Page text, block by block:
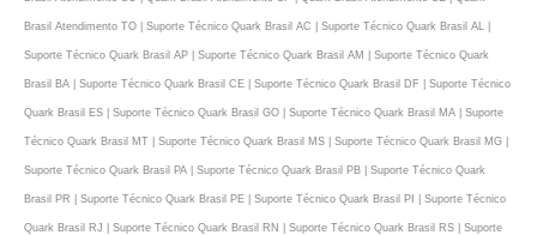
Brasil Atendimento TO | Suporte Técnico Quark Brasil AC | Suporte Técnico Quark Brasil AL |
Suporte Técnico Quark Brasil AP | Suporte Técnico Quark Brasil AM | Suporte Técnico Quark
Brasil BA | Suporte Técnico Quark Brasil CE | Suporte Técnico Quark Brasil DF | Suporte Técnico
Quark Brasil ES | Suporte Técnico Quark Brasil GO | Suporte Técnico Quark Brasil MA | Suporte
Técnico Quark Brasil MT | Suporte Técnico Quark Brasil MS | Suporte Técnico Quark Brasil MG |
Suporte Técnico Quark Brasil PA | Suporte Técnico Quark Brasil PB | Suporte Técnico Quark
Brasil PR | Suporte Técnico Quark Brasil PE | Suporte Técnico Quark Brasil PI | Suporte Técnico
Quark Brasil RJ | Suporte Técnico Quark Brasil RN | Suporte Técnico Quark Brasil RS | Suporte